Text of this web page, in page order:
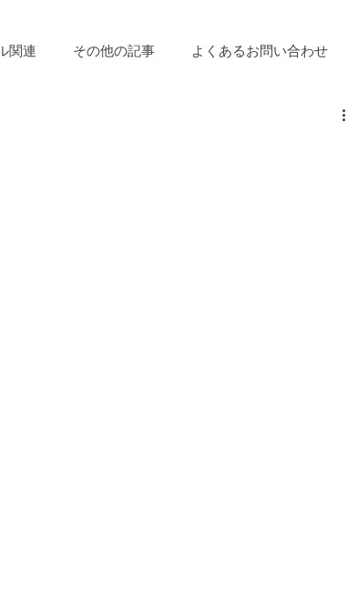
関連 その他の記事 よくあるお問い合わせ